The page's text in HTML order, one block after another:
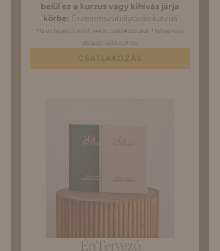
belül ez a kurzus vagy kihívás járja
körbe: Érzelemszabályozás kurzus
Ha ez téged is érint, akkor csatlakozz akár 1 hónapra és
dolgozz rajta már ma
CSATLAKOZÁS
ÉnTervező